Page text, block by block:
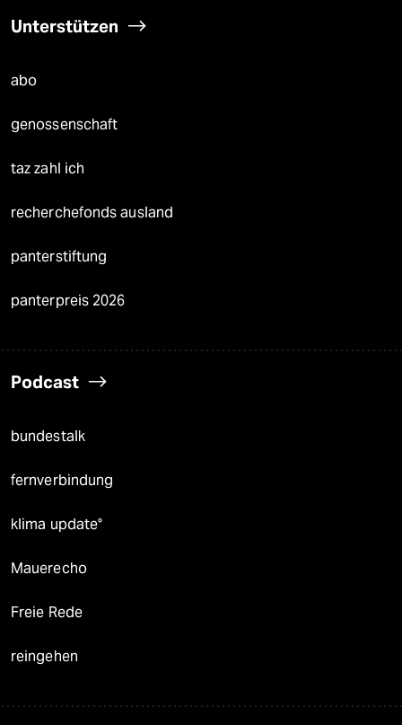
Unterstützen
abo
genossenschaft
taz zahl ich
recherchefonds ausland
panterstiftung
panterpreis 2026
Podcast
bundestalk
fernverbindung
klima update°
Mauerecho
Freie Rede
reingehen